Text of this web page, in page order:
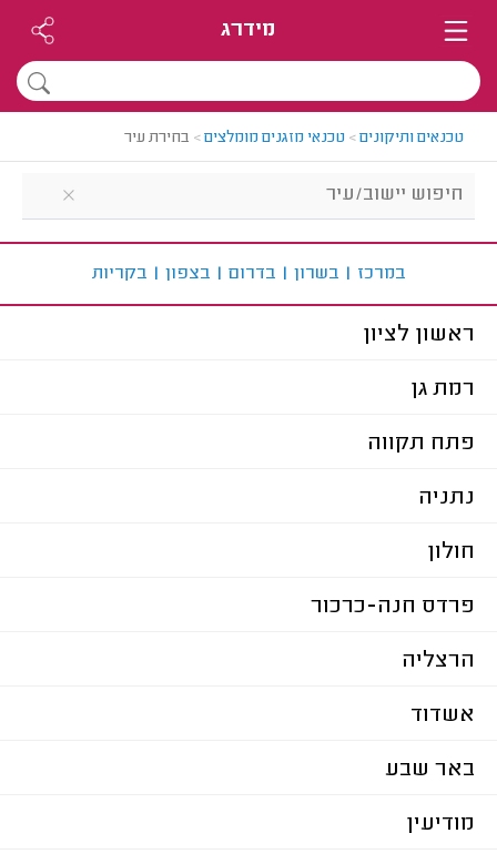
מידרג
טכנאים ותיקונים> טכנאי מזגנים מומלצים> בחירת עיר
במרכז | בשרון | בדרום | בצפון | בקריות
ראשון לציון
רמת גן
פתח תקווה
נתניה
חולון
פרדס חנה-כרכור
הרצליה
אשדוד
באר שבע
מודיעין